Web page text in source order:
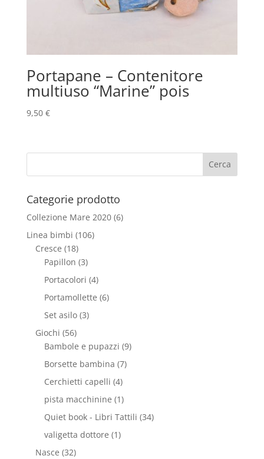
Portapane – Contenitore
multiuso “Marine” pois
9,50 €
Categorie prodotto
Collezione Mare 2020 (6)
Linea bimbi (106)
Cresce (18)
Papillon (3)
Portacolori (4)
Portamollette (6)
Set asilo (3)
Giochi (56)
Bambole e pupazzi (9)
Borsette bambina (7)
Cerchietti capelli (4)
pista macchinine (1)
Quiet book - Libri Tattili (34)
valigetta dottore (1)
Nasce (32)